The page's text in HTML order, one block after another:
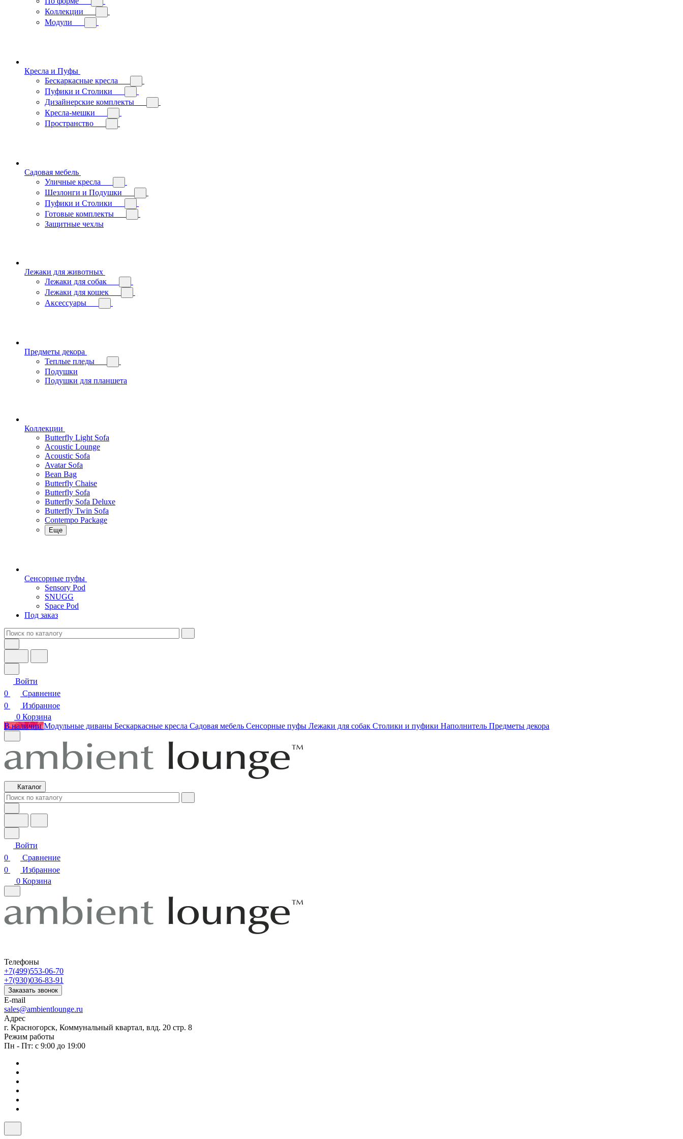
Коллекции
Модули
Кресла и Пуфы
Бескаркасные кресла
Пуфики и Столики
Дизайнерские комплекты
Кресла-мешки
Пространство
Садовая мебель
Уличные кресла
Шезлонги и Подушки
Пуфики и Столики
Готовые комплекты
Защитные чехлы
Лежаки для животных
Лежаки для собак
Лежаки для кошек
Аксессуары
Предметы декора
Теплые пледы
Подушки
Подушки для планшета
Коллекции
Butterfly Light Sofa
Acoustic Lounge
Acoustic Sofa
Avatar Sofa
Bean Bag
Butterfly Chaise
Butterfly Sofa
Butterfly Sofa Deluxe
Butterfly Twin Sofa
Contempo Package
Еще
Сенсорные пуфы
Sensory Pod
SNUGG
Space Pod
Под заказ
Войти
0
Сравнение
0
Избранное
0 Корзина
В наличии Модульные диваны Бескаркасные кресла Садовая мебель Сенсорные пуфы Лежаки для собак Столики и пуфики Наполнитель Предметы декора
Каталог
Войти
0
Сравнение
0
Избранное
0 Корзина
Телефоны
+7(499)553-06-70
+7(930)036-83-91
Заказать звонок
E-mail
sales@ambientlounge.ru
Адрес
г. Красногорск, Коммунальный квартал, влд. 20 стр. 8
Режим работы
Пн - Пт: с 9:00 до 19:00